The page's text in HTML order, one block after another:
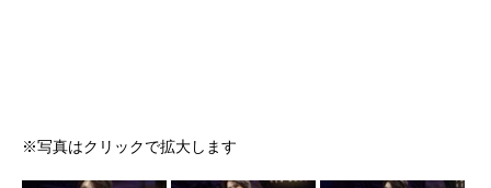
※写真はクリックで拡大します